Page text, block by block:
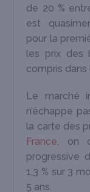
de 20 %
est
pour la
les prix des
compris
Le marché
n’échappe
la carte des
France, on
progressive
1,3 % sur 3
5 ans.